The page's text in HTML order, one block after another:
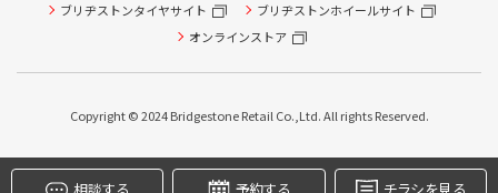
ブリヂストンタイヤサイト
ブリヂストンホイールサイト
オンラインストア
Copyright © 2024 Bridgestone Retail Co.,Ltd. All rights Reserved.
タイヤ点検・安全点検/タイヤ履き替え/オイル交換/その他
ピット作業の予約
本日のタイヤ履き替え順番待ち予約 ※クローク契約会員の